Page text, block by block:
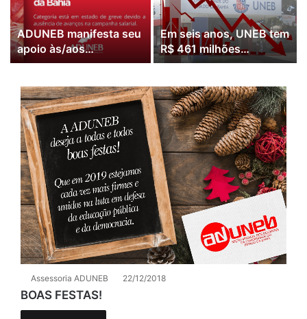
ADUNEB manifesta seu
apoio às/aos
professoras/es da rede
Bahia
Em seis anos, UNEB tem
R$ 461 milhões
contingenciados em
milhões em
investimento
Assessoria ADUNEB 22/12/2018
BOAS FESTAS!